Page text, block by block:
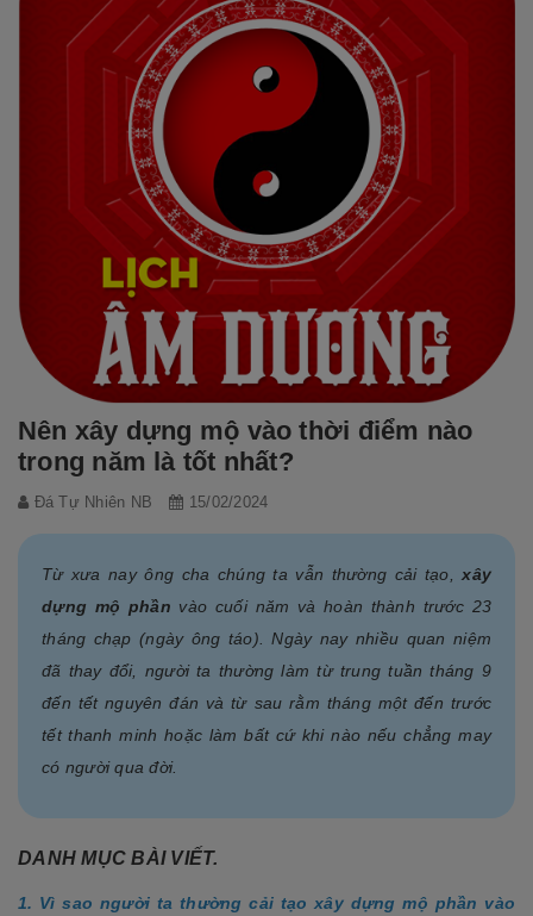
Nên xây dựng mộ vào thời điểm nào
trong năm là tốt nhất?
Đá Tự Nhiên NB 15/02/2024
Từ xưa nay ông cha chúng ta vẫn thường cải tạo,xây
dựng mộ phần vào cuối năm và hoàn thành trước 23
tháng chạp (ngày ông táo). Ngày nay nhiều quan niệm
đã thay đổi, người ta thường làm từ trung tuần tháng 9
đến tết nguyên đán và từ sau rằm tháng một đến trước
tết thanh minh hoặc làm bất cứ khi nào nếu chẳng may
có người qua đời.
DANH MỤC BÀI VIẾT.
1. Vì sao người ta thường cải tạo xây dựng mộ phần vào